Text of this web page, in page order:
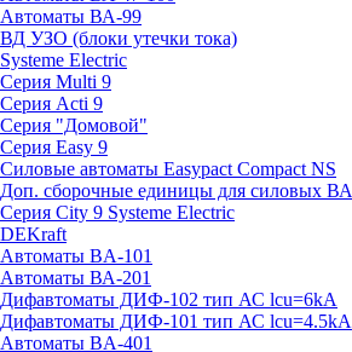
Автоматы ВА-99
ВД УЗО (блоки утечки тока)
Systeme Electric
Серия Multi 9
Серия Acti 9
Серия "Домовой"
Серия Easy 9
Силовые автоматы Easypact Compact NS
Доп. сборочные единицы для силовых ВА
Серия City 9 Systeme Electric
DEKraft
Автоматы BA-101
Автоматы ВА-201
Дифавтоматы ДИФ-102 тип АС lcu=6kA
Дифавтоматы ДИФ-101 тип АС lcu=4.5kA
Автоматы BA-401